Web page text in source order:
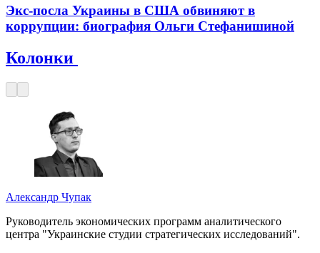
Экс-посла Украины в США обвиняют в
коррупции: биография Ольги Стефанишиной
Колонки
Александр Чупак
Руководитель экономических программ аналитического
центра "Украинские студии стратегических исследований".